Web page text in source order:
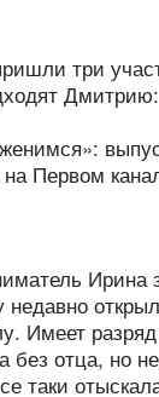
три
Дмитрию:
Ирина
недавно
Имеет
без отца, но
таки